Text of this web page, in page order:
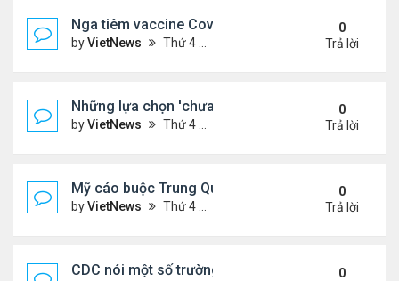
Nga tiêm vaccine Covid-19 diện rộng từ tuần sau
byVietNews Thứ 4 Tháng 12 02, 2020 12:13 pm
0
Trả lời
Những lựa chọn 'chưa có tiền lệ' cho nội các của
byVietNews Thứ 4 Tháng 12 02, 2020 12:12 pm
0
Trả lời
Mỹ cáo buộc Trung Quốc ‘trắng trợn’ vi phạm
byVietNews Thứ 4 Tháng 12 02, 2020 12:00 pm
0
Trả lời
CDC nói một số trường hợp chỉ cần cách ly 7-10
0